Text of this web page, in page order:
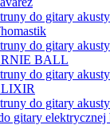
do gitary
do gitary
BALL
do gitary
do gitary
gitary elektrycznej